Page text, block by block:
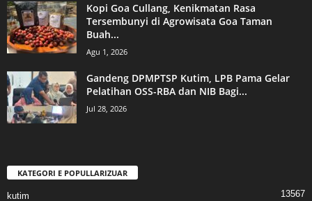
Kopi Goa Cullang, Kenikmatan Rasa
Tersembunyi di Agrowisata Goa Taman
Buah...
Agu 1, 2026
Gandeng DPMPTSP Kutim, LPB Pama Gelar
Pelatihan OSS-RBA dan NIB Bagi...
Jul 28, 2026
KATEGORI E POPULLARIZUAR
kutim 13567